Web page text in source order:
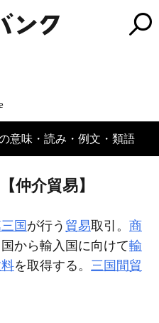
意味・読み・例文・類語
仲介貿易】
国が行う 貿易取引。 商
から輸入国に向けて輸
を取得する。 三国間貿